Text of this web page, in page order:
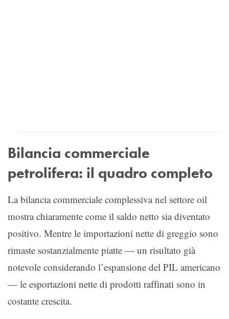
Bilancia commerciale
petrolifera: il quadro completo
La bilancia commerciale complessiva nel settore oil
mostra chiaramente come il saldo netto sia diventato
positivo. Mentre le importazioni nette di greggio sono
rimaste sostanzialmente piatte — un risultato già
notevole considerando l’espansione del PIL americano
— le esportazioni nette di prodotti raffinati sono in
costante crescita.